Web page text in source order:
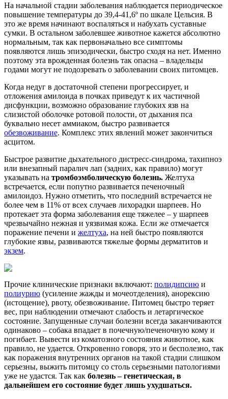
На начальной стадии заболевания наблюдается периодическое
повышение температуры до 39,4-41,6º по шкале Цельсия. В
это же время начинают воспаляться и набухать суставные
сумки. В остальном заболевшее животное кажется абсолютно
нормальным, так как первоначально все симптомы
появляются лишь эпизодически, быстро сходя на нет. Именно
поэтому эта врожденная болезнь так опасна – владельцы
годами могут не подозревать о заболевании своих питомцев.
Когда недуг в достаточной степени прогрессирует, и
отложения амилоида в почках приведут к их частичной
дисфункции, возможно образование глубоких язв на
слизистой оболочке ротовой полости, от дыхания пса
буквально несет аммиаком, быстро развивается
обезвоживание. Комплекс этих явлений может закончиться
асцитом.
Быстрое развитие дыхательного дистресс-синдрома, тахипноэ
или внезапный паралич лап (задних, как правило) могут
указывать на тромбоэмболическую болезнь. Желтуха
встречается, если попутно развивается печеночный
амилоидоз. Нужно отметить, что последний встречается не
более чем в 11% от всех случаев лихорадки шарпеев. Но
протекает эта форма заболевания еще тяжелее – у шарпеев
чрезвычайно нежная и уязвимая кожа. Если же отмечается
поражение печени и желтуха, на ней быстро появляются
глубокие язвы, развиваются тяжелые формы дерматитов и
экзем.
Прочие клинические признаки включают: полидипсию и
полиурию (усиление жажды и мочеотделения), анорексию
(истощение), рвоту, обезвоживание. Питомец быстро теряет
вес, при наблюдении отмечают слабость и летаргическое
состояние. Запущенные случаи болезни всегда заканчиваются
одинаково – собака впадает в почечную/печеночную кому и
погибает. Вывести из коматозного состояния животное, как
правило, не удается. Откровенно говоря, это и бесполезно, так
как поражения внутренних органов на такой стадии слишком
серьезны, выжить питомцу со столь серьезными патологиями
уже не удастся. Так как болезнь – генетическая, в
дальнейшем его состояние будет лишь ухудшаться.